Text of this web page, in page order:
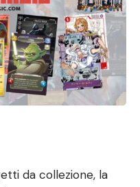
da collezione, la